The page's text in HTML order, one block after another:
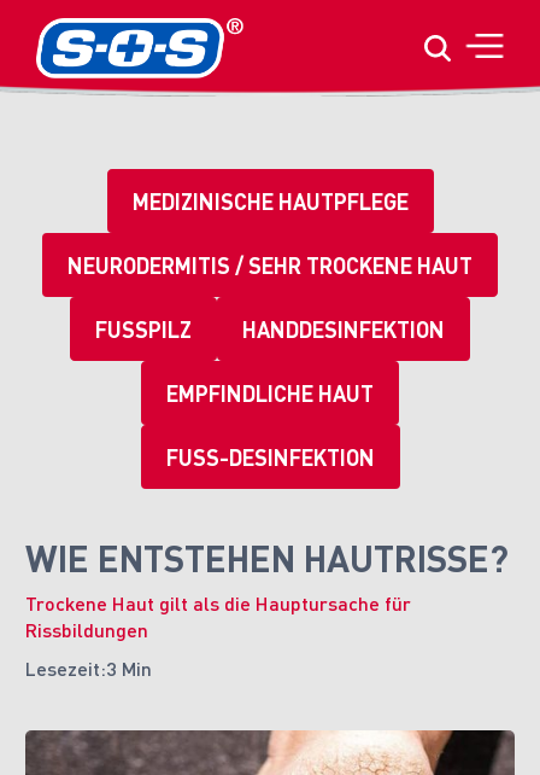
MEDIZINISCHE HAUTPFLEGE
NEURODERMITIS / SEHR TROCKENE HAUT
FUSSPILZ HANDDESINFEKTION
EMPFINDLICHE HAUT
FUSS-DESINFEKTION
WIE ENTSTEHEN HAUTRISSE?
Trockene Haut gilt als die Hauptursache für
Rissbildungen
Lesezeit:3 Min